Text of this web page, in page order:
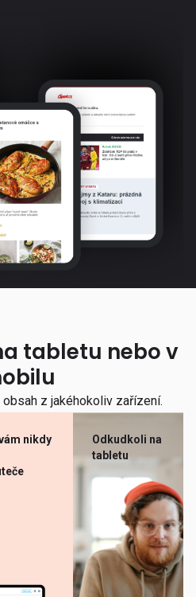
tabletu nebo v
z jakéhokoliv zařízení.
nikdy
Odkudkoli na
tabletu